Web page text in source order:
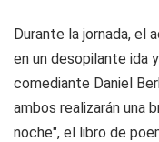
Durante la jornada, el
en un desopilante ida
comediante Daniel
ambos realizarán una
noche", el libro de